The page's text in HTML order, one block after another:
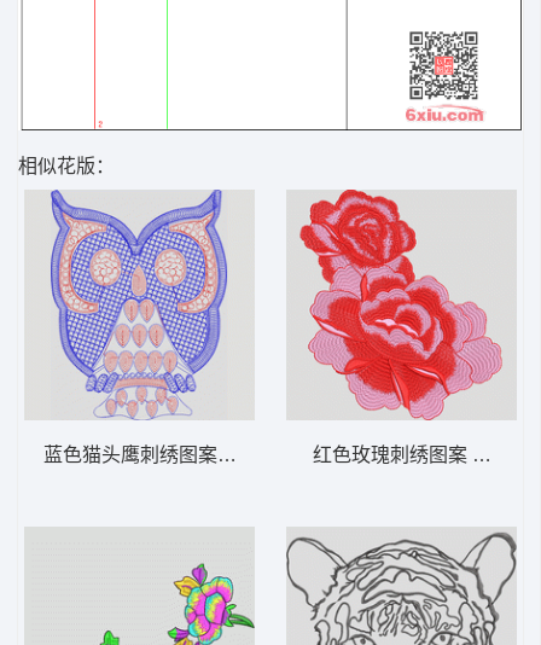
相似花版：
蓝色猫头鹰刺绣图案 猫头鹰 红色玫瑰刺绣图案 靓花